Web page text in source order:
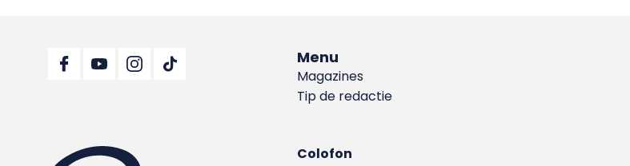
Menu
Magazines
Tip de redactie
Colofon